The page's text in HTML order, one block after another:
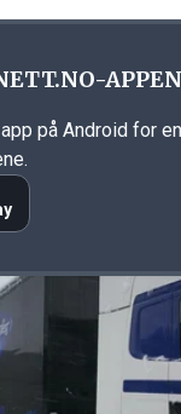
APPEN
på Android for